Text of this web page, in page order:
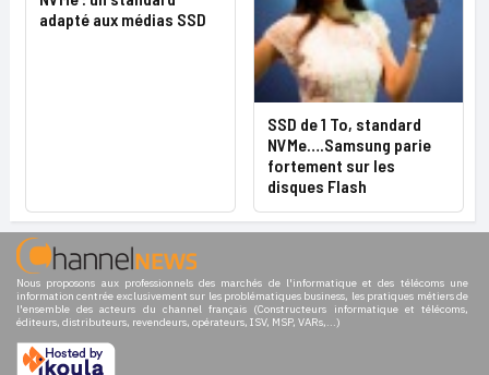
adapté aux médias SSD
SSD de 1 To, standard
NVMe….Samsung parie
fortement sur les
disques Flash
Nous proposons aux professionnels des marchés de l'informatique et des télécoms une
information centrée exclusivement sur les problématiques business, les pratiques métiers de
l'ensemble des acteurs du channel français (Constructeurs informatique et télécoms,
éditeurs, distributeurs, revendeurs, opérateurs, ISV, MSP, VARs,...)